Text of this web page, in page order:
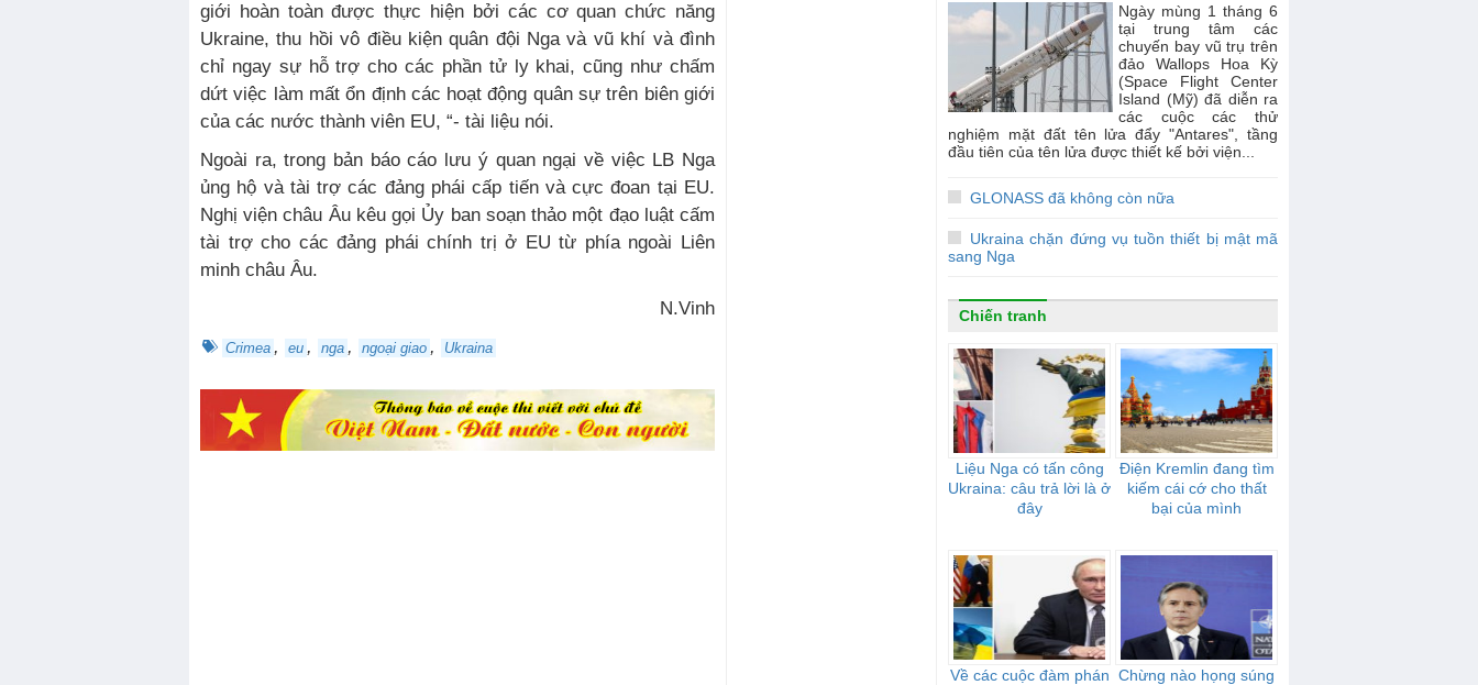
giới hoàn toàn được thực hiện bởi các cơ quan chức năng
Ukraine, thu hồi vô điều kiện quân đội Nga và vũ khí và đình
chỉ ngay sự hỗ trợ cho các phần tử ly khai, cũng như chấm
dứt việc làm mất ổn định các hoạt động quân sự trên biên giới
của các nước thành viên EU, “- tài liệu nói.
Ngoài ra, trong bản báo cáo lưu ý quan ngại về việc LB Nga
ủng hộ và tài trợ các đảng phái cấp tiến và cực đoan tại EU.
Nghị viện châu Âu kêu gọi Ủy ban soạn thảo một đạo luật cấm
tài trợ cho các đảng phái chính trị ở EU từ phía ngoài Liên
minh châu Âu.
N.Vinh
Crimea , eu , nga , ngoại giao , Ukraina
Ngày mùng 1 tháng 6
tại trung tâm các
chuyến bay vũ trụ trên
đảo Wallops Hoa Kỳ
(Space Flight Center
Island (Mỹ) đã diễn ra
các cuộc các thử
nghiệm mặt đất tên lửa đẩy "Antares", tầng
đầu tiên của tên lửa được thiết kế bởi viện...
GLONASS đã không còn nữa
Ukraina chặn đứng vụ tuồn thiết bị mật mã
sang Nga
Chiến tranh
Liệu Nga có tấn công
Ukraina: câu trả lời là ở
đây
Điện Kremlin đang tìm
kiếm cái cớ cho thất
bại của mình
Về các cuộc đàm phán Chừng nào họng súng